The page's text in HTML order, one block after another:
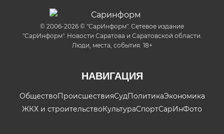
© 2006-2026 © "СарИнформ". Сетевое издание
"СарИнформ". Новости Саратова и Саратовской области.
Люди, места, события. 18+
НАВИГАЦИЯ
ОбществоПроисшествияСудПолитикаЭкономика
ЖКХ и строительствоКультураСпортСарИнФото